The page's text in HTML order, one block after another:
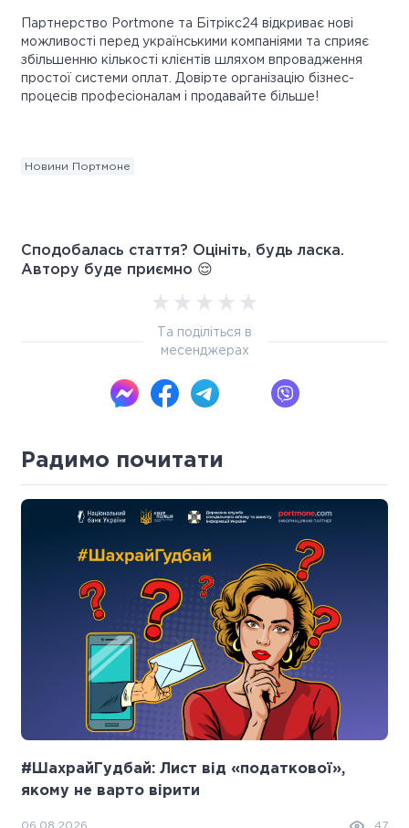
Партнерство Portmone та Бітрікс24 відкриває нові
можливості перед українськими компаніями та сприяє
збільшенню кількості клієнтів шляхом впровадження
простої системи оплат. Довірте організацію бізнес-
процесів професіоналам і продавайте більше!
Новини Портмоне
Сподобалась стаття? Оцініть, будь ласка.
Автору буде приємно 😌
Та поділіться в
месенджерах
Радимо почитати
#ШахрайГудбай: Лист від «податкової»,
якому не варто вірити